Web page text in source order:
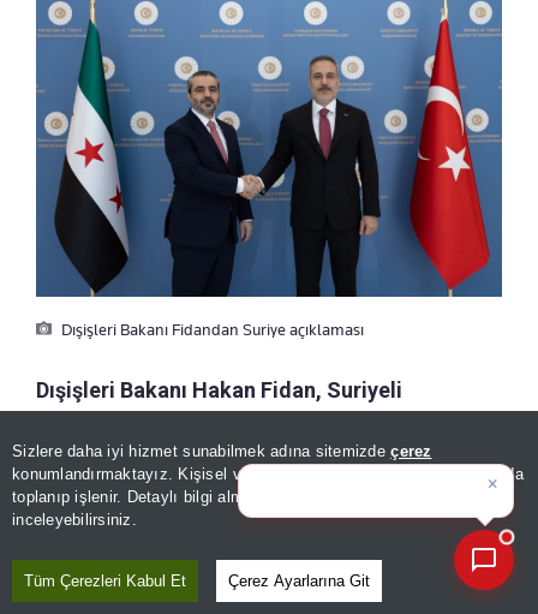
Sizlere daha iyi hizmet sunabilmek adına sitemizdeçerez
konumlandırmaktayız. Kişisel verileriniz, KVKK ve GDPR kapsamında
toplanıp işlenir. Detaylı bilgi almak için
inceleyebilirsiniz.
Tüm Çerezleri Kabul Et Çerez Ayarlarına Git
Dışişleri Bakanı Fidandan Suriye açıklaması
Dışişleri Bakanı Hakan Fidan, Suriyeli
Suriye, Ürdün ve Suudi Arabistan'ı birleştirecek
karayolu ile demiryolu projesinin detaylarını
paylaştı.
Özetle Dinle Kaydet a-
×
Bugünün öne çıkan manşetleri